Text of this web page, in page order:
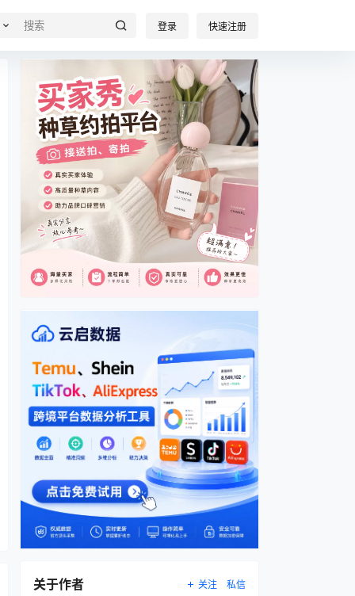
登录 快速注册
关于作者 关注 私信